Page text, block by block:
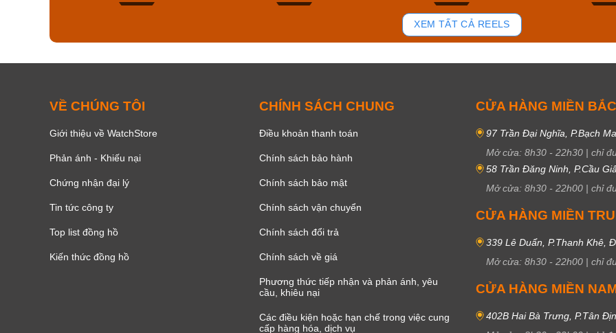
39
XEM TẤT CẢ REELS
VỀ CHÚNG TÔI
Giới thiệu về WatchStore
Phản ánh - Khiếu nại
Chứng nhận đại lý
Tin tức công ty
Top list đồng hồ
Kiến thức đồng hồ
CHÍNH SÁCH CHUNG
Điều khoản thanh toán
Chính sách bảo hành
Chính sách bảo mật
Chính sách vận chuyển
Chính sách đổi trả
Chính sách về giá
Phương thức tiếp nhận và phản ánh, yêu
cầu, khiêu nại
Các điều kiện hoặc hạn chế trong việc cung
cấp hàng hóa, dịch vụ
CỬA HÀNG MIỀN BẮC
97 Trần Đại Nghĩa, P.Bạch
Mở cửa: 8h30 - 22h30 | chỉ
58 Trần Đăng Ninh, P.Cầu
Mở cửa: 8h30 - 22h00 | chỉ
CỬA HÀNG MIỀN
339 Lê Duẩn, P.Thanh Khê,
Mở cửa: 8h30 - 22h00 | chỉ
CỬA HÀNG MIỀN
402B Hai Bà Trưng, P.Tân